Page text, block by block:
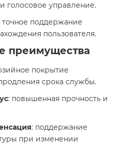
голосовое управление.
точное поддержание
пользователя.
преимущества
покрытие
срока службы.
: повышенная прочность и
: поддержание
при изменении